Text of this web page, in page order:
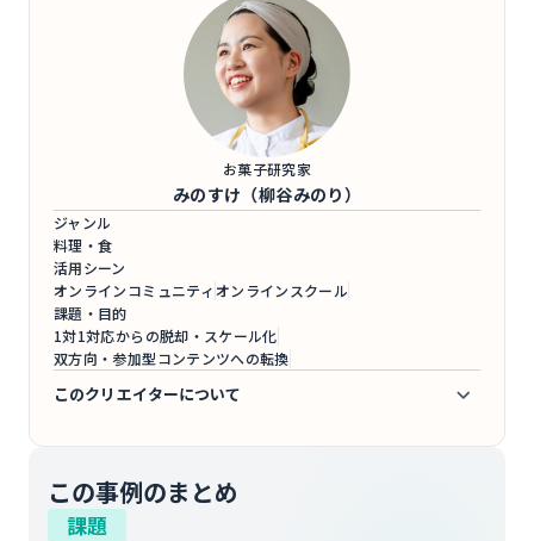
お菓子研究家
みのすけ（柳谷みのり）
ジャンル
料理・食
活用シーン
オンラインコミュニティオンラインスクール
課題・目的
1対1対応からの脱却・スケール化
双方向・参加型コンテンツへの転換
このクリエイターについて
員、企業の商品開発等を経て、2019年4月より「みのすけ通信お
企業のレシピ開発やイベント講師、cottaオフィシャルパートナ
ーとしても活動中。
この事例のまとめ
課題